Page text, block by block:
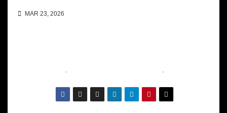
MAR 23, 2026